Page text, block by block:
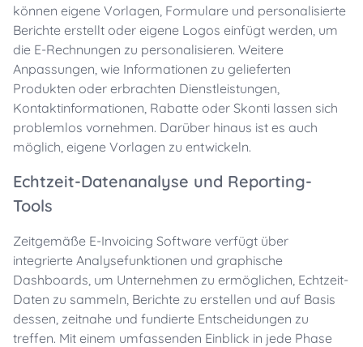
können eigene Vorlagen, Formulare und personalisierte
Berichte erstellt oder eigene Logos einfügt werden, um
die E-Rechnungen zu personalisieren. Weitere
Anpassungen, wie Informationen zu gelieferten
Produkten oder erbrachten Dienstleistungen,
Kontaktinformationen, Rabatte oder Skonti lassen sich
problemlos vornehmen. Darüber hinaus ist es auch
möglich, eigene Vorlagen zu entwickeln.
Echtzeit-Datenanalyse und Reporting-
Tools
Zeitgemäße E-Invoicing Software verfügt über
integrierte Analysefunktionen und graphische
Dashboards, um Unternehmen zu ermöglichen, Echtzeit-
Daten zu sammeln, Berichte zu erstellen und auf Basis
dessen, zeitnahe und fundierte Entscheidungen zu
treffen. Mit einem umfassenden Einblick in jede Phase